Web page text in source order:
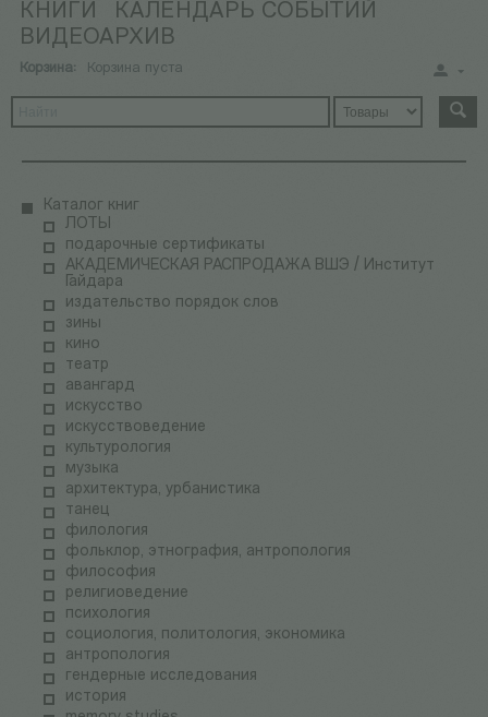
КНИГИ
КАЛЕНДАРЬ СОБЫТИЙ
ВИДЕОАРХИВ
Корзина: Корзина пуста
Каталог книг
ЛОТЫ
подарочные сертификаты
АКАДЕМИЧЕСКАЯ РАСПРОДАЖА ВШЭ / Институт
Гайдара
издательство порядок слов
зины
кино
театр
авангард
искусство
искусствоведение
культурология
музыка
архитектура, урбанистика
танец
филология
фольклор, этнография, антропология
философия
религиоведение
психология
социология, политология, экономика
антропология
гендерные исследования
история